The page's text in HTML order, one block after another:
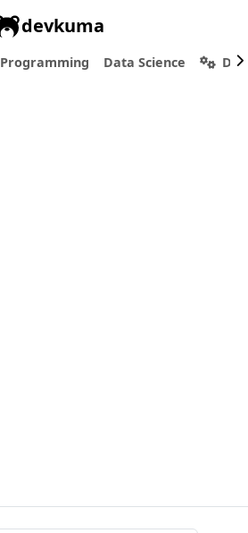
devkuma
Programming Data Science